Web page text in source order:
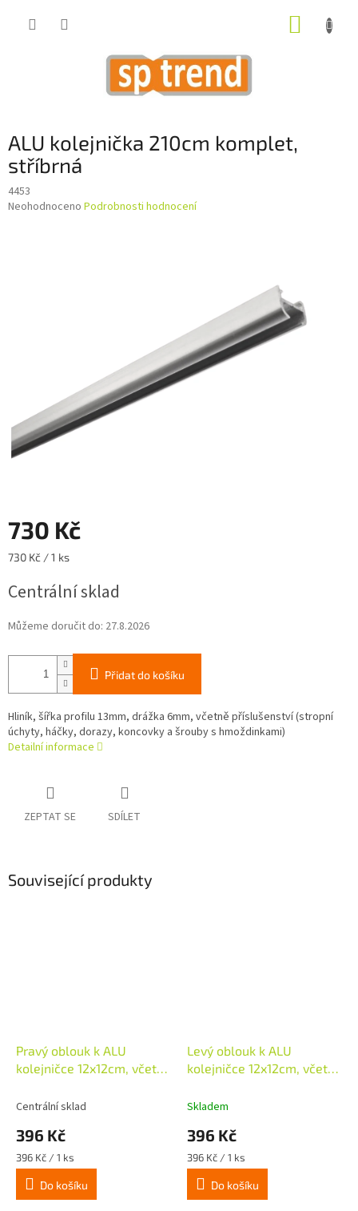
ALU kolejnička 210cm komplet,
stříbrná
4453
Průměrné
Neohodnoceno Podrobnosti hodnocení
730 Kč
Měrná
730 Kč / 1 ks
Centrální sklad
Můžeme doručit do: 27.8.2026
Přidat do košíku
Hliník, šířka profilu 13mm, drážka 6mm, včetně příslušenství (stropní
úchyty, háčky, dorazy, koncovky a šrouby s hmoždinkami)
Detailní informace
ZEPTAT SE SDÍLET
Související produkty
Pravý oblouk k ALU
kolejničce 12x12cm, včetně
Centrální sklad
396 Kč
Měrná
cena:
396 Kč / 1 ks
Do košíku
Levý oblouk k ALU
kolejničce 12x12cm, včetně
Skladem
396 Kč
Měrná
cena:
396 Kč / 1 ks
Do košíku